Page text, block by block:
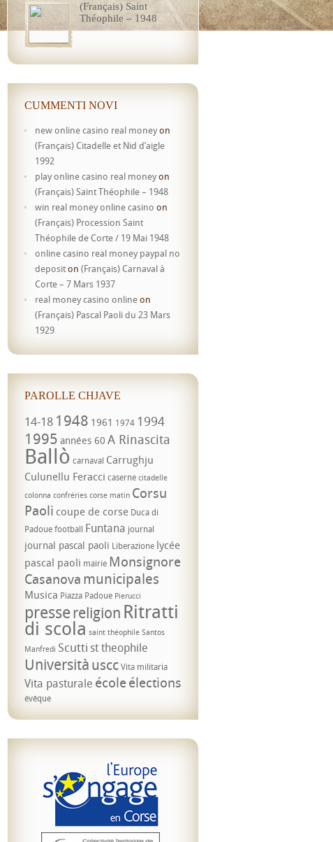
(Français) Saint
Théophile – 1948
CUMMENTI NOVI
new online casino real moneyon
(Français) Citadelle et Nid d’aigle
1992
play online casino real moneyon
(Français) Saint Théophile – 1948
win real money online casino on
(Français) Procession Saint
Théophile de Corte / 19 Mai 1948
online casino real money paypal no
depositon (Français) Carnaval à
Corte – 7 Mars 1937
real money casino onlineon
(Français) Pascal Paoli du 23 Mars
1929
PAROLLE CHJAVE
14-18 1948 1961 1974 1994
1995 années 60 A Rinascita
Ballò carnaval Carrughju
Culunellu Feracci caserne citadelle
colonna confréries corse matin Corsu
Paoli coupe de corse Duca di
Padouefootball Funtana journal
journal pascal paoli Liberazione lycée
pascal paoli mairie Monsignore
Casanova municipales
Musica Piazza Padoue Pierucci
pressereligion Ritratti
di scola saint théophile Santos
Manfredi Scuttist theophile
UniversitàusccVita militaria
Vita pasturale écoleélections
évêque